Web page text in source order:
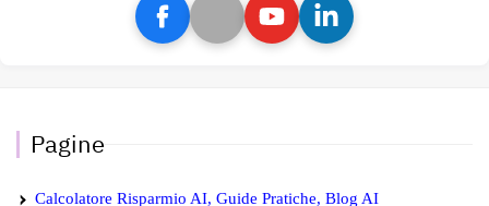
Pagine
Calcolatore Risparmio AI, Guide Pratiche, Blog AI